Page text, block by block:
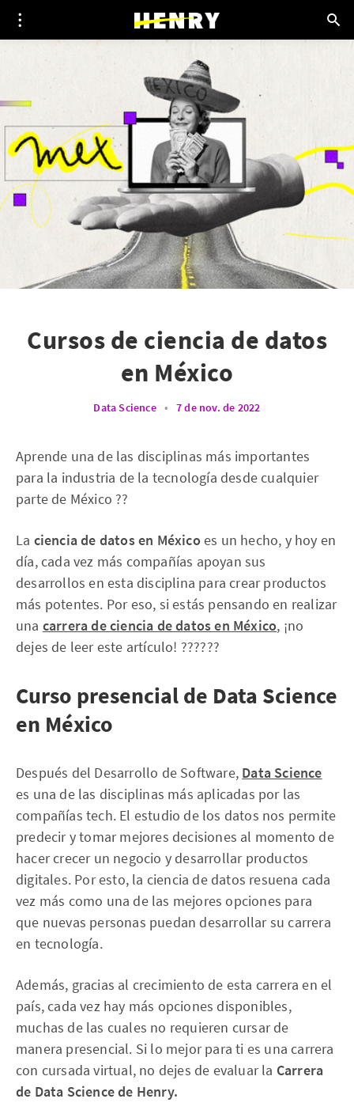
Cursos de ciencia de datos
en México
Data Science • 7 de nov. de 2022
Aprende una de las disciplinas más importantes
para la industria de la tecnología desde cualquier
parte de México ??
La ciencia de datos en México es un hecho, y hoy en
día, cada vez más compañías apoyan sus
desarrollos en esta disciplina para crear productos
más potentes. Por eso, si estás pensando en realizar
una carrera de ciencia de datos en México, ¡no
dejes de leer este artículo! ??????
Curso presencial de Data Science
en México
Después del Desarrollo de Software, Data Science
es una de las disciplinas más aplicadas por las
compañías tech. El estudio de los datos nos permite
predecir y tomar mejores decisiones al momento de
hacer crecer un negocio y desarrollar productos
digitales. Por esto, la ciencia de datos resuena cada
vez más como una de las mejores opciones para
que nuevas personas puedan desarrollar su carrera
en tecnología.
Además, gracias al crecimiento de esta carrera en el
país, cada vez hay más opciones disponibles,
muchas de las cuales no requieren cursar de
manera presencial. Si lo mejor para ti es una carrera
con cursada virtual, no dejes de evaluar la Carrera
de Data Science de Henry.